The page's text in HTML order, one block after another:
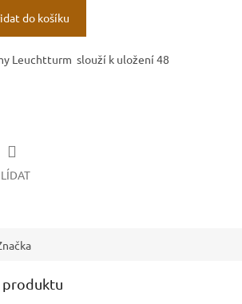
do košíku
Leuchtturm slouží k uložení 48